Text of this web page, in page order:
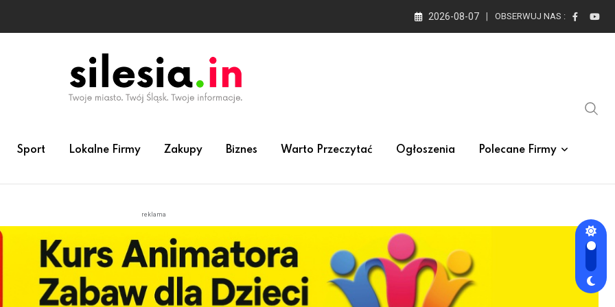
2026-08-07 OBSERWUJ NAS :
Sport Lokalne Firmy Zakupy Biznes Warto Przeczytać Ogłoszenia Polecane Firmy
reklama